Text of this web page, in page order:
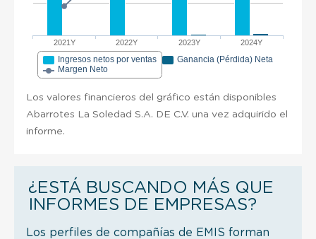
2021Y 2022Y 2023Y 2024Y
Ingresos netos por ventas
Ganancia (Pérdida) Neta
Margen Neto
Los valores financieros del gráfico están disponibles
Abarrotes La Soledad S.A. DE C.V. una vez adquirido el
informe.
¿ESTÁ BUSCANDO MÁS QUE
INFORMES DE EMPRESAS?
Los perfiles de compañías de EMIS forman